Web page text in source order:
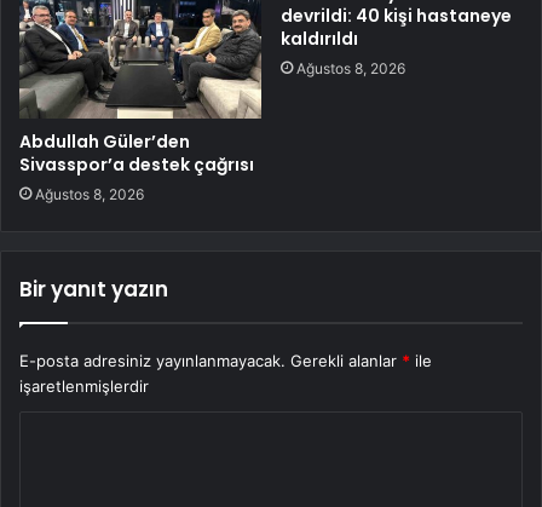
Abdullah Güler’den
Sivasspor’a destek çağrısı
Ağustos 8, 2026
devrildi: 40 kişi hastaneye
kaldırıldı
Ağustos 8, 2026
Bir yanıt yazın
E-posta adresiniz yayınlanmayacak. Gerekli alanlar * ile
işaretlenmişlerdir